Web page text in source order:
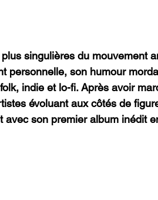
singulières du mouvement
personnelle, son humour
indie et lo-fi. Après avoir
évoluant aux côtés de
avec son premier album inédit